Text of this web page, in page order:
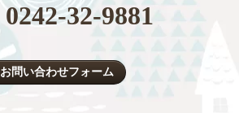
0242-32-9881
お問い合わせフォーム